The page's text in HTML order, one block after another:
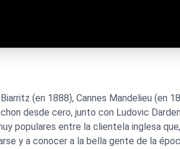
(en 1888), Cannes Mandelieu (en
desde cero, junto con Ludovic
populares entre la clientela inglesa
y a conocer a la bella gente de la